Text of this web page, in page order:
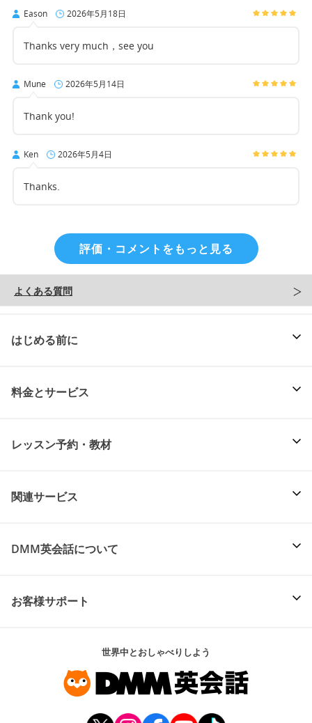
Eason 2026年5月18日
Thanks very much，see you
Mune 2026年5月14日
Thank you!
Ken 2026年5月4日
Thanks.
評価・コメントをもっと見る
よくある質問
はじめる前に
料金とサービス
レッスン予約・教材
関連サービス
DMM英会話について
お客様サポート
世界中とおしゃべりしよう